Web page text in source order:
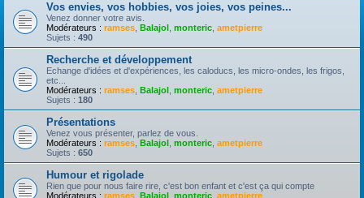
Vos envies, vos hobbies, vos joies, vos peines...
Venez donner votre avis.
Modérateurs : ramses Balajol monteric ametpierre
Sujets : 490
Recherche et développement
Echange d'idées et d'expériences, les caloducs, les micro-ondes, les frigos,
etc...
Modérateurs : ramses Balajol monteric ametpierre
Sujets : 180
Présentations
Venez vous présenter, parlez de vous.
Modérateurs : ramses Balajol monteric ametpierre
Sujets : 650
Humour et rigolade
Rien que pour nous faire rire, c'est bon enfant et c'est ça qui compte
Modérateurs : ramses Balajol monteric ametpierre